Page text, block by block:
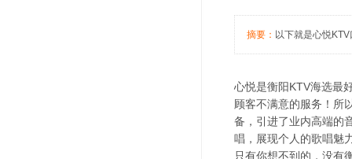
摘要： 以下就是心悦
心悦是衡阳KTV海选最
顾客不满意的服务！所
备，引进了业内高端的
唱，展现个人的歌唱魅
只有你想不到的，没有